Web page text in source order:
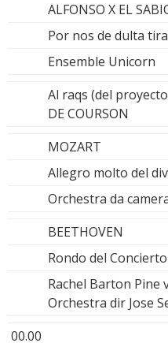
ALFONSO X EL
Por nos de dulta
Ensemble Unicorn
Al raqs (del
DE COURSON
MOZART
Allegro molto del
Orchestra da
BEETHOVEN
Rondo del
Rachel Barton Pine
Orchestra dir Jose
00.00